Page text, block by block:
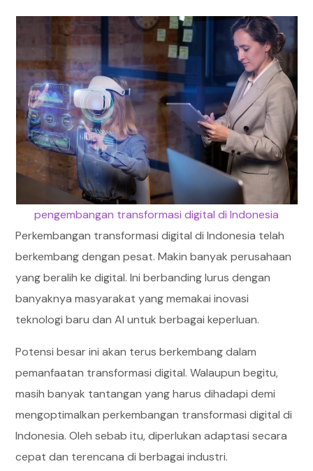
pengembangan transformasi digital di Indonesia
Perkembangan transformasi digital di Indonesia telah
berkembang dengan pesat. Makin banyak perusahaan
yang beralih ke digital. Ini berbanding lurus dengan
banyaknya masyarakat yang memakai inovasi
teknologi baru dan AI untuk berbagai keperluan.
Potensi besar ini akan terus berkembang dalam
pemanfaatan transformasi digital. Walaupun begitu,
masih banyak tantangan yang harus dihadapi demi
mengoptimalkan perkembangan transformasi digital di
Indonesia. Oleh sebab itu, diperlukan adaptasi secara
cepat dan terencana di berbagai industri.